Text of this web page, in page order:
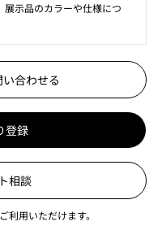
展示品のカラーや仕様につ
合わせる
登録
相談
用いただけます。